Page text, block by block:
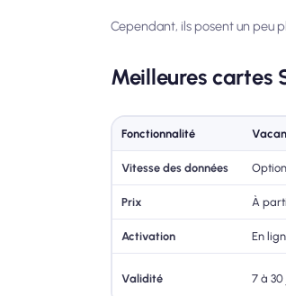
Cependant, ils posent un peu
Meilleures cartes
Fonctionnalité
Vitesse des données
Prix À
Activation En
Validité 7 à 30